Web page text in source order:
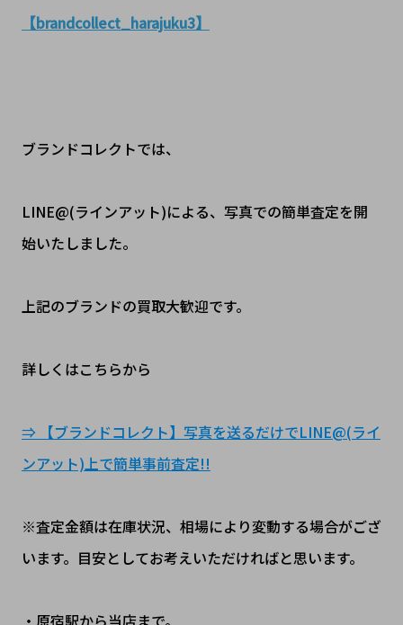
【brandcollect_harajuku3】
ブランドコレクトでは、
LINE@(ラインアット)による、写真での簡単査定を開
始いたしました。
上記のブランドの買取大歓迎です。
詳しくはこちらから
⇒ 【ブランドコレクト】写真を送るだけでLINE@(ライ
ンアット)上で簡単事前査定!!
※査定金額は在庫状況、相場により変動する場合がござ
います。目安としてお考えいただければと思います。
・原宿駅から当店まで。